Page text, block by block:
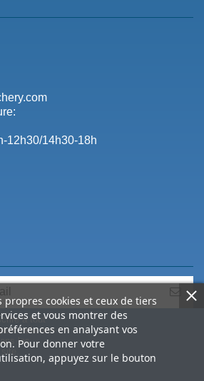
12h30/14h30-18h
propres cookies et ceux de tiers
et vous montrer des
en analysant vos
Pour donner votre
appuyez sur le bouton
à tout
cela nos
les
site.